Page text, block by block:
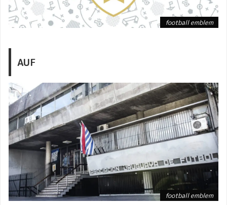
football emblem
AUF
football emblem